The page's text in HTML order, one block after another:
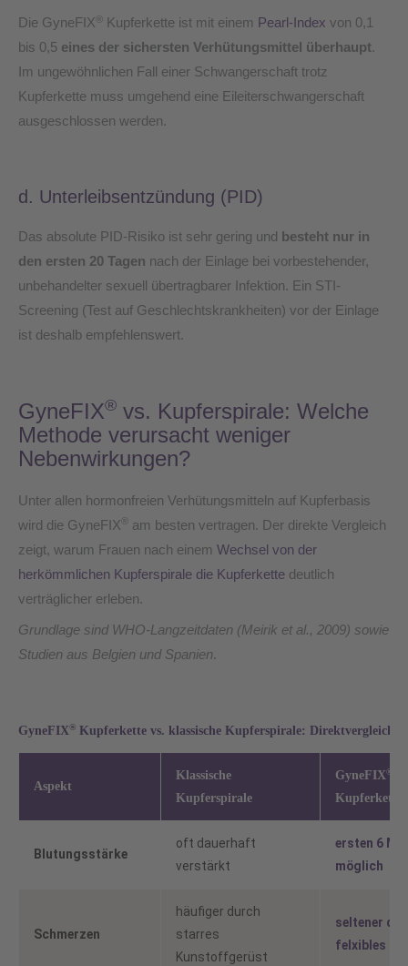
Die GyneFIX ® Kupferkette ist mit einem Pearl-Index von 0,1
bis 0,5 eines der sichersten Verhütungsmittel überhaupt.
Im ungewöhnlichen Fall einer Schwangerschaft trotz
Kupferkette muss umgehend eine Eileiterschwangerschaft
ausgeschlossen werden.
d. Unterleibsentzündung (PID)
Das absolute PID-Risiko ist sehr gering und besteht nur in
den ersten 20 Tagen nach der Einlage bei vorbestehender,
unbehandelter sexuell übertragbarer Infektion. Ein STI-
Screening (Test auf Geschlechtskrankheiten) vor der Einlage
ist deshalb empfehlenswert.
GyneFIX® vs. Kupferspirale: Welche
Methode verursacht weniger
Nebenwirkungen?
Unter allen hormonfreien Verhütungsmitteln auf Kupferbasis
wird die GyneFIX ® am besten vertragen. Der direkte Vergleich
zeigt, warum Frauen nach einem Wechsel von der
herkömmlichen Kupferspirale die Kupferkette deutlich
verträglicher erleben.
Grundlage sind WHO-Langzeitdaten (Meirik et al., 2009) sowie
Studien aus Belgien und Spanien.
GyneFIX® Kupferkette vs. klassische Kupferspirale: Direktvergleich
Aspekt
Klassische
Kupferspirale
GyneFIX®
Kupferkette
Blutungsstärke
oft dauerhaft
verstärkt
ersten 6
möglich
Schmerzen
häufiger durch
starres
Kunstoffgerüst
seltener
felxibles